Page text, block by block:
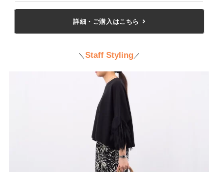
詳細・ご購入はこちら
＼ Staff Styling／